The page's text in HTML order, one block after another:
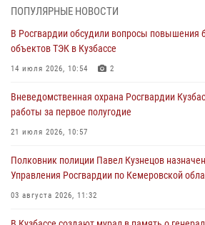
07 августа 2026, 05:32
С 1 сентября 2026 года вступает в силу
частной охранной деятельности
06 августа 2026, 10:19
Росгвардейцы задержали предполагаемого
ножевого ранения кемеровчанину
06 августа 2026, 09:18
Росгвардейцы задержали мужчину,
горожанки
06 августа 2026, 08:17
ПОПУЛЯРНЫЕ НОВОСТИ
В Росгвардии обсудили вопросы повышения
объектов ТЭК в Кузбассе
14 июля 2026, 10:54 2
Вневедомственная охрана Росгвардии
работы за первое полугодие
21 июля 2026, 10:57
Полковник полиции Павел Кузнецов
Управления Росгвардии по Кемеровской
03 августа 2026, 11:32